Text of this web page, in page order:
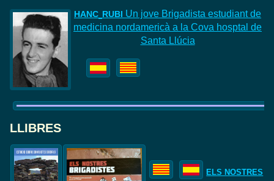
HANC RUBI Un jove Brigadista estudiant de
medicina nordamericà a la Cova hosptal de
Santa Llúcia
LLIBRES
ELS NOSTRES